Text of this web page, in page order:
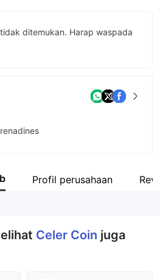
ditemukan. Harap waspada
Profil perusahaan
Celer Coin juga